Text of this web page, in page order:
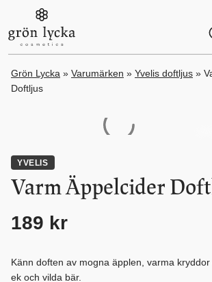
Grön Lycka » Varumärken » Yvelis doftljus »
Doftljus
YVELIS
Varm Äppelcider
189 kr
Känn doften av mogna äpplen, varma
ek och vilda bär.